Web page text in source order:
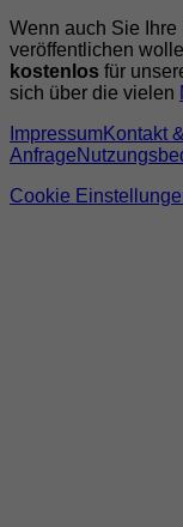
Wenn auch Sie Ihre
veröffentlichen
kostenlos für
sich über die vielen
ImpressumKontakt &
Anfrage
Cookie